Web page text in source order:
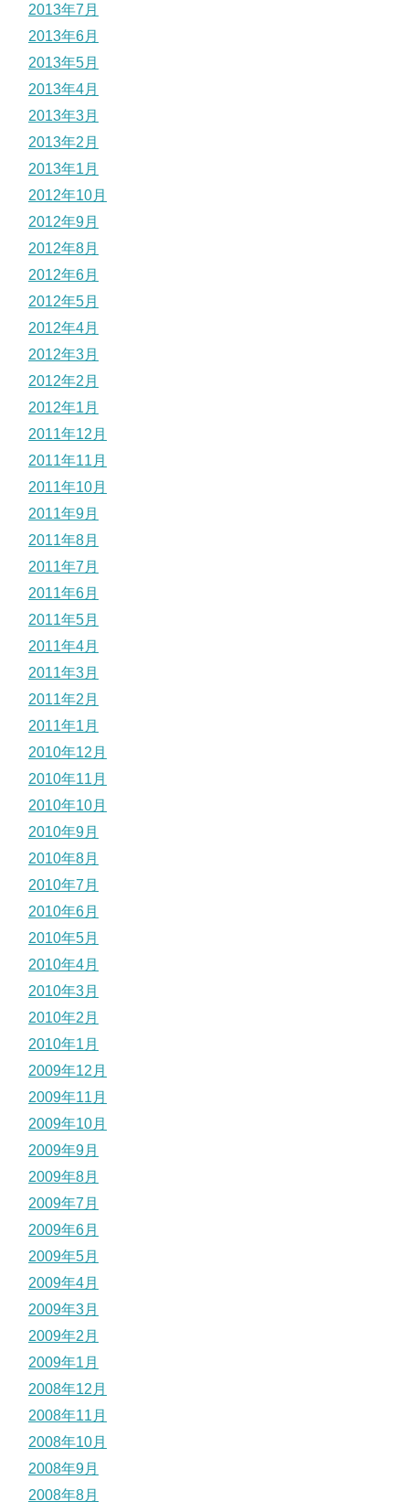
2013年7月
2013年6月
2013年5月
2013年4月
2013年3月
2013年2月
2013年1月
2012年10月
2012年9月
2012年8月
2012年6月
2012年5月
2012年4月
2012年3月
2012年2月
2012年1月
2011年12月
2011年11月
2011年10月
2011年9月
2011年8月
2011年7月
2011年6月
2011年5月
2011年4月
2011年3月
2011年2月
2011年1月
2010年12月
2010年11月
2010年10月
2010年9月
2010年8月
2010年7月
2010年6月
2010年5月
2010年4月
2010年3月
2010年2月
2010年1月
2009年12月
2009年11月
2009年10月
2009年9月
2009年8月
2009年7月
2009年6月
2009年5月
2009年4月
2009年3月
2009年2月
2009年1月
2008年12月
2008年11月
2008年10月
2008年9月
2008年8月